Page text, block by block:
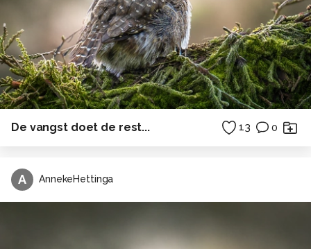
De vangst doet de rest... 13 0
A AnnekeHettinga